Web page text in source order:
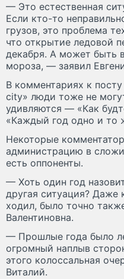
— Это естественная
Если кто-то
грузов, это проблема
что открытие ледовой
декабря. А может быть
мороза, — заявил
В комментариях к
city» люди тоже не
удивляются — «Как
«Каждый год одно и то
Некоторые
администрацию в
есть оппоненты.
— Хоть один год
другая ситуация?
ходил, было точно
Валентиновна.
— Прошлые года было
огромный наплыв
этого колоссальная
Виталий.